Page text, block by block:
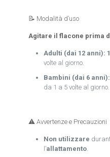
📝 Modalità d’uso
Agitare il flacone prima
Adulti (dai 12 anni):
volte al giorno.
Bambini (dai 6 anni):
da 1 a 5 volte al giorno.
⚠️ Avvertenze e Precauzioni
Non utilizzare
l’allattamento.